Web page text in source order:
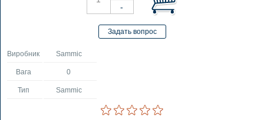
Виробник Sammic
Вага 0
Тип Sammic